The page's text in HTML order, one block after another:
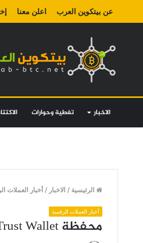
عن بيتكوين العرب اعلن معنا
الاخبار تغطية وحوارات
الرئيسية / الاخبار / أخبار العملات
أخبار العملات الرقمية
محفظة Trust Wallet تجمع بين Binance Pay و Coinbase Pay